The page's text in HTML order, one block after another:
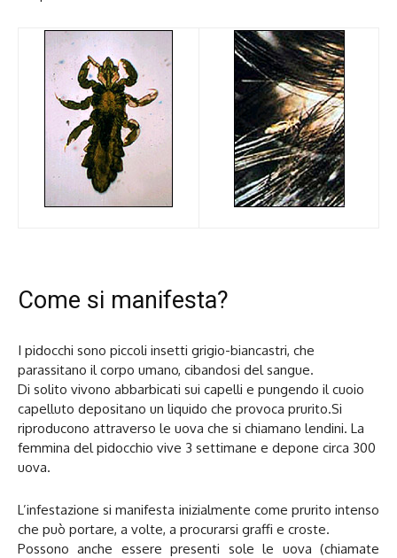
Come si manifesta?
I pidocchi sono piccoli insetti grigio-biancastri, che
parassitano il corpo umano, cibandosi del sangue.
Di solito vivono abbarbicati sui capelli e pungendo il cuoio
capelluto depositano un liquido che provoca prurito.Si
riproducono attraverso le uova che si chiamano lendini. La
femmina del pidocchio vive 3 settimane e depone circa 300
uova.
L’infestazione si manifesta inizialmente come prurito intenso
che può portare, a volte, a procurarsi graffi e croste.
Possono anche essere presenti sole le uova (chiamate